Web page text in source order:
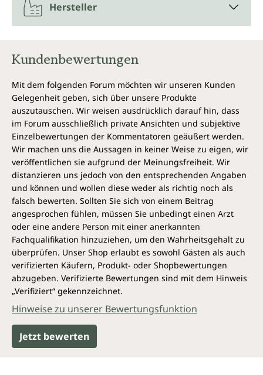
Hersteller
Kundenbewertungen
Mit dem folgenden Forum möchten wir unseren Kunden
Gelegenheit geben, sich über unsere Produkte
auszutauschen. Wir weisen ausdrücklich darauf hin, dass
im Forum ausschließlich private Ansichten und subjektive
Einzelbewertungen der Kommentatoren geäußert werden.
Wir machen uns die Aussagen in keiner Weise zu eigen, wir
veröffentlichen sie aufgrund der Meinungsfreiheit. Wir
distanzieren uns jedoch von den entsprechenden Angaben
und können und wollen diese weder als richtig noch als
falsch bewerten. Sollten Sie sich von einem Beitrag
angesprochen fühlen, müssen Sie unbedingt einen Arzt
oder eine andere Person mit einer anerkannten
Fachqualifikation hinzuziehen, um den Wahrheitsgehalt zu
überprüfen. Unser Shop erlaubt es sowohl Gästen als auch
verifizierten Käufern, Produkt- oder Shopbewertungen
abzugeben. Verifizierte Bewertungen sind mit dem Hinweis
„Verifiziert“ gekennzeichnet.
Hinweise zu unserer Bewertungsfunktion
Jetzt bewerten